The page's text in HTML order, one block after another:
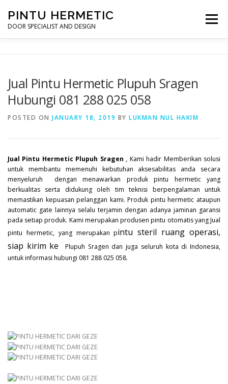
content
PINTU HERMETIC
DOOR SPECIALIST AND DESIGN
Menu
PROFILE KONTAK
Jual Pintu Hermetic Plupuh Sragen
Hubungi 081 288 025 058
POSTED ON JANUARY 18, 2019 BY LUKMAN NUL HAKIM
Jual Pintu Hermetic Plupuh Sragen , Kami hadir Memberikan solusi
untuk membantu memenuhi kebutuhan aksesabilitas anda secara
menyeluruh dengan menawarkan produk pintu hermetic yang
berkualitas serta didukung oleh tim teknisi berpengalaman untuk
memastikan kepuasan pelanggan kami. Produk pintu hermetic ataupun
automatic gate lainnya selalu terjamin dengan adanya jaminan garansi
pada setiap produk. Kami merupakan produsen pintu otomatis yang Jual
pintu hermetic, yang merupakan pintu steril ruang operasi,
siap kirim ke
Plupuh Sragen dan juga seluruh kota di Indonesia,
untuk informasi hubungi 081 288 025 058.